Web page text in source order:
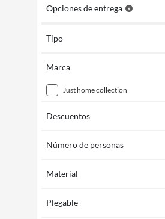
Opciones de entrega
Tipo
Marca
just home collection
Descuentos
Número de personas
Material
Plegable